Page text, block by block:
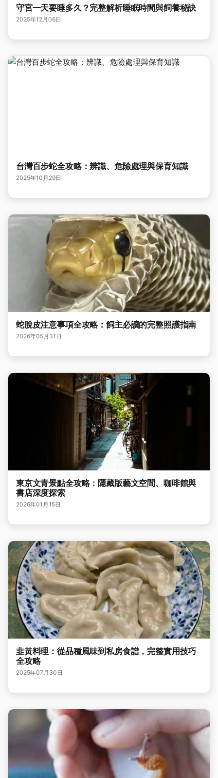
守宮一天要睡多久？完整解析睡眠時間與飼養秘訣
2025年12月06日
台灣百步蛇全攻略：辨識、危險處理與保育知識
2025年10月29日
蛇脫皮注意事項全攻略：飼主必讀的完整照護指南
2026年05月31日
東京文青景點全攻略：隱藏版藝文空間、咖啡館與
書店深度探索
2026年01月15日
韭黃料理：從品種風味到私房食譜，完整實用技巧
全攻略
2025年07月30日